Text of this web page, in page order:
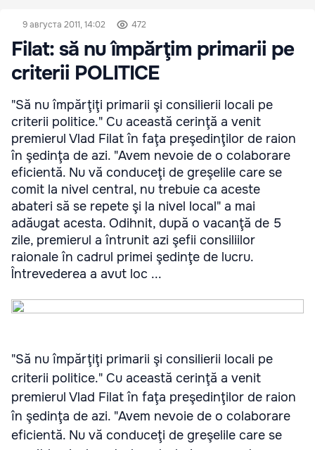
9 августа 2011, 14:02 472
Filat: să nu împărţim primarii pe
criterii POLITICE
"Să nu împărţiţi primarii şi consilierii locali pe
criterii politice." Cu această cerinţă a venit
premierul Vlad Filat în faţa preşedinţilor de raion
în şedinţa de azi. "Avem nevoie de o colaborare
eficientă. Nu vă conduceţi de greşelile care se
comit la nivel central, nu trebuie ca aceste
abateri să se repete şi la nivel local" a mai
adăugat acesta. Odihnit, după o vacanţă de 5
zile, premierul a întrunit azi şefii consiliilor
raionale în cadrul primei şedinţe de lucru.
Întrevederea a avut loc ...
"Să nu împărţiţi primarii şi consilierii locali pe
criterii politice." Cu această cerinţă a venit
premierul Vlad Filat în faţa preşedinţilor de raion
în şedinţa de azi. "Avem nevoie de o colaborare
eficientă. Nu vă conduceţi de greşelile care se